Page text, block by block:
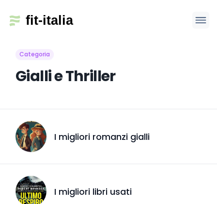
Categoria
Gialli e Thriller
I migliori romanzi gialli
I migliori libri usati